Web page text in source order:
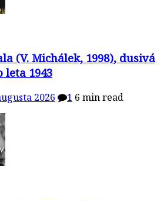
(V. Michálek, 1998), dusivá
leta 1943
2026 1 6 min read